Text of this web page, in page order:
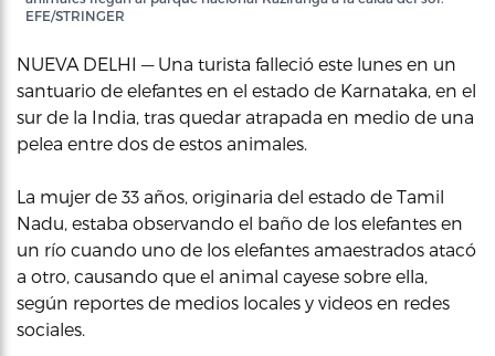
EFE/STRINGER
NUEVA DELHI — Una turista falleció este lunes en un
santuario de elefantes en el estado de Karnataka, en el
sur de la India, tras quedar atrapada en medio de una
pelea entre dos de estos animales.
La mujer de 33 años, originaria del estado de Tamil
Nadu, estaba observando el baño de los elefantes en
un río cuando uno de los elefantes amaestrados atacó
a otro, causando que el animal cayese sobre ella,
según reportes de medios locales y videos en redes
sociales.